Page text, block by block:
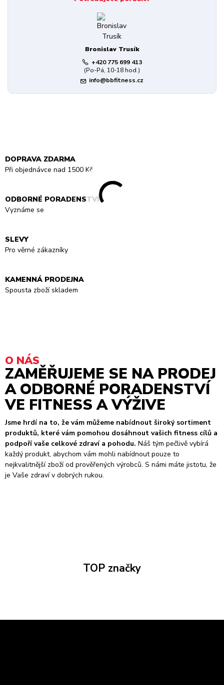
Bronislav Trusík
+420 775 699 413
(Po-Pá, 10-18 hod.)
info@bbfitness.cz
DOPRAVA ZDARMA
Při objednávce nad 1500 Kč
ODBORNÉ PORADENSTVÍ
Vyznáme se
SLEVY
Pro věrné zákazníky
KAMENNÁ PRODEJNA
Spousta zboží skladem
O NÁS
ZAMĚŘUJEME SE NA PRODEJ
A ODBORNÉ PORADENSTVÍ
VE FITNESS A VÝŽIVE
Jsme hrdí na to, že vám můžeme nabídnout široký sortiment
produktů, které vám pomohou dosáhnout vašich fitness cílů a
podpoří vaše celkové zdraví a pohodu. Náš tým pečlivě vybírá
každý produkt, abychom vám mohli nabídnout pouze to
nejkvalitnější zboží od prověřených výrobců. S námi máte jistotu, že
je Vaše zdraví v dobrých rukou.
TOP značky